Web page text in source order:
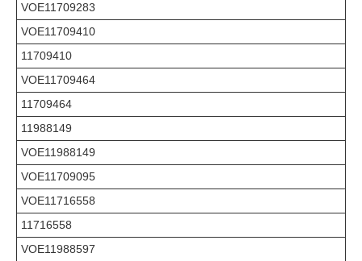
VOE11709283
VOE11709410
11709410
VOE11709464
11709464
11988149
VOE11988149
VOE11709095
VOE11716558
11716558
VOE11988597